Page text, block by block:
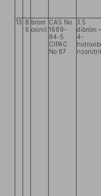
13 8
6
brom
oxinil
CAS No
1689-
84-5
CIPAC
No 87
3,5
dibróm –
4-
nzonitril